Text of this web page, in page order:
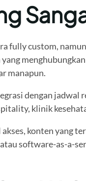
fully custom,
manapun.
dengan
klinik
konten yang
software-as-a-